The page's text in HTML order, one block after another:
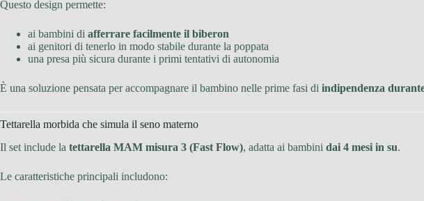
Questo design permette:
ai bambini di afferrare facilmente il biberon
ai genitori di tenerlo in modo stabile durante la poppata
una presa più sicura durante i primi tentativi di autonomia
È una soluzione pensata per accompagnare il bambino nelle prime fasi di indipendenza
Tettarella morbida che simula il seno materno
Il set include la tettarella MAM misura 3 (Fast Flow), adatta ai bambini dai 4 mesi in su.
Le caratteristiche principali includono: